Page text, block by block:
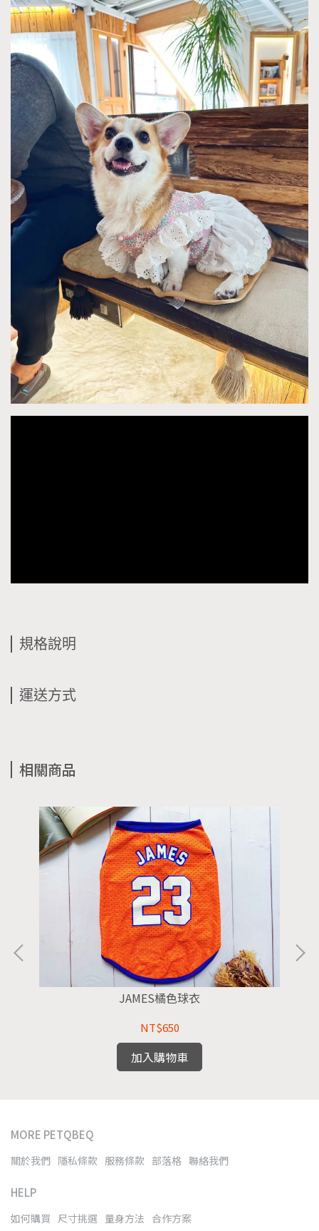
規格說明
運送方式
相關商品
JAMES橘色球衣
NT$650
加入購物車
MORE PETQBEQ
關於我們 隱私條款 服務條款 部落格 聯絡我們
HELP
如何購買 尺寸挑選 量身方法 合作方案